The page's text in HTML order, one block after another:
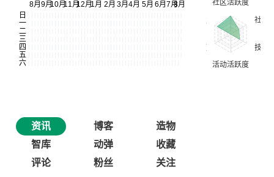
资讯 博客
造物
智库
动弹
收藏
评论
粉丝 关注